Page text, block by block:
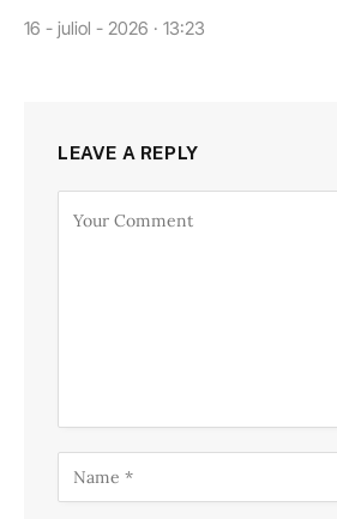
16 - juliol - 2026 · 13:23
LEAVE A REPLY